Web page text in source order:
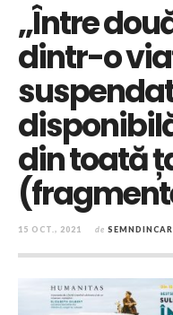
„Între
dintr-o
din toată
15 OCT., 2021 de